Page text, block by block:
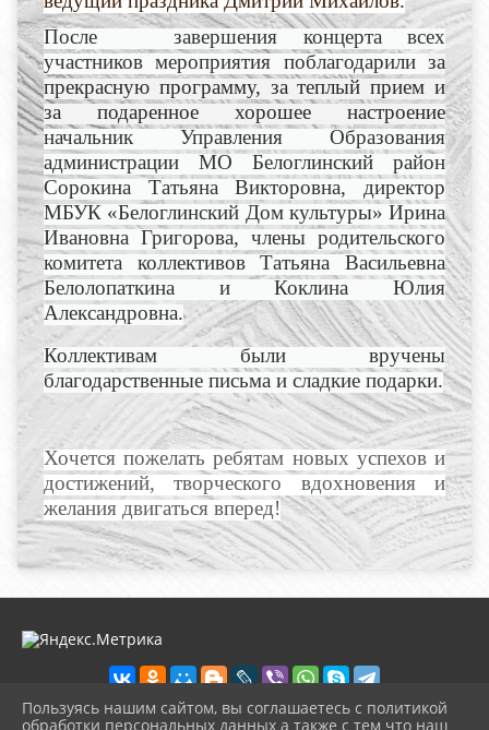
После завершения концерта всех
участников мероприятия поблагодарили за
прекрасную программу, за теплый прием и
за подаренное хорошее настроение
начальник Управления Образования
администрации МО Белоглинский район
Сорокина Татьяна Викторовна, директор
МБУК «Белоглинский Дом культуры» Ирина
Ивановна Григорова, члены родительского
комитета коллективов Татьяна Васильевна
Белолопаткина и Коклина Юлия
Александровна.
Коллективам были вручены
благодарственные письма и сладкие подарки.
Хочется пожелать ребятам новых успехов и
достижений, творческого вдохновения и
желания двигаться вперед!
Пользуясь нашим сайтом, вы соглашаетесь с политикой
обработки персональных данных а также с тем что наш